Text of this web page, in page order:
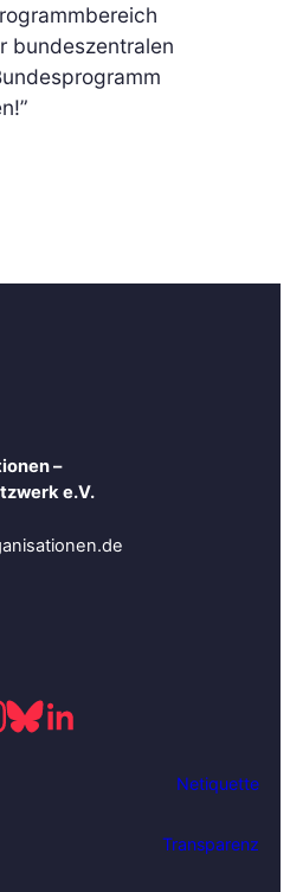
bundeszentralen
–
e.V.
Netiquette
Transparenz